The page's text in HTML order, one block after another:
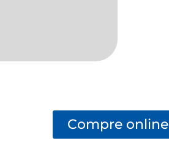
Compre online